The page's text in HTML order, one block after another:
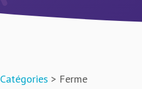
Catégories > Ferme